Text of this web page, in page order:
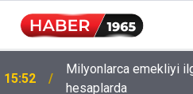
15:52
Milyonlarca emekliyi
hesaplarda